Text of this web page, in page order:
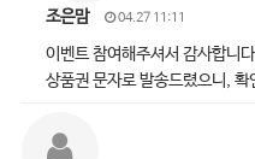
조은맘 04.27 11:11
이벤트 참여해주셔서 감사합니
상품권 문자로 발송드렸으니,